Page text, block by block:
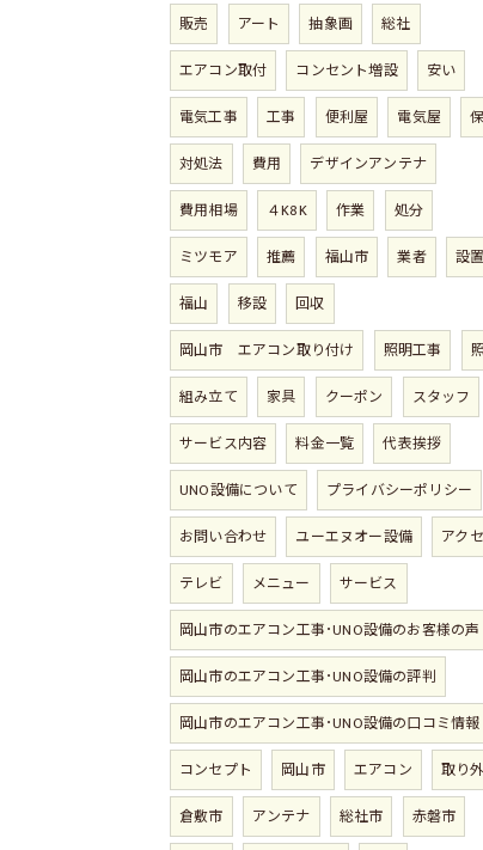
販売
アート 抽象画
総社
エアコン取付
コンセント増設
安い
電気工事
工事 便利屋 電気屋
対処法
費用
デザインアンテナ
費用相場
４K8K 作業
処分
ミツモア
推薦 福山市 業者
設置
福山
移設
回収
岡山市 エアコン取り付け
照明工事
組み立て
家具 クーポン
スタッフ
サービス内容
料金一覧
代表挨拶
UNO設備について
プライバシーポリシー
お問い合わせ
ユーエヌオー設備
アク
テレビ
メニュー
サービス
岡山市のエアコン工事･UNO設備のお客様の声
岡山市のエアコン工事･UNO設備の評判
岡山市のエアコン工事･UNO設備の口コミ情報
コンセプト
岡山市 エアコン
取り
倉敷市
アンテナ 総社市
赤磐市